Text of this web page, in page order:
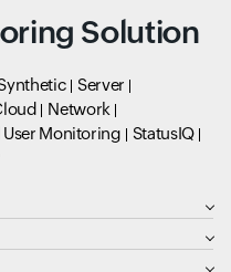
Solution
Server
Network
User Monitoring
StatusIQ